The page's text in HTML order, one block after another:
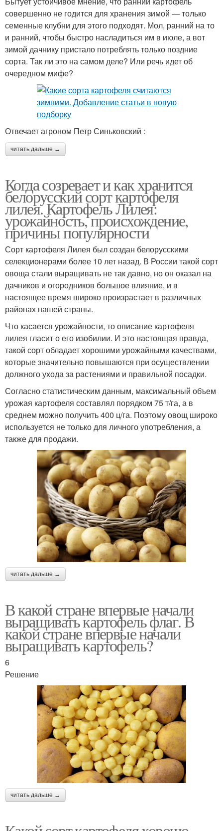
совершенно не годится для хранения зимой — только
семенные клубни для этого подходят. Мол, ранний на то
и ранний, чтобы быстро насладиться им в июле, а вот
зимой дачнику пристало потреблять только поздние
сорта. Так ли это на самом деле? Или речь идет об
очередном мифе?
Отвечает агроном Петр Синьковский :
читать дальше →
Когда созревает и как хранится
белорусский сорт картофеля
лилея. Картофель Лилея:
урожайность, происхождение,
причины популярности
Сорт картофеля Лилея был создан белорусскими
селекционерами более 10 лет назад. В России такой сорт
овоща стали выращивать не так давно, но он оказал на
дачников и огородников большое влияние, и в
настоящее время широко произрастает в различных
районах нашей страны.
Что касается урожайности, то описание картофеля
лилея гласит о его изобилии. И это настоящая правда,
такой сорт обладает хорошими урожайными качествами,
которые значительно повышаются при осуществлении
должного ухода за растениями и правильной посадки.
Согласно статистическим данным, максимальный объем
урожая картофеля составлял порядком 75 т/га, а в
среднем можно получить 400 ц/га. Поэтому овощ широко
используется не только для личного употребления, а
также для продажи.
читать дальше →
В какой стране впервые начали
выращивать картофель флаг. В
какой стране впервые начали
выращивать картофель?
6
Решение
читать дальше →